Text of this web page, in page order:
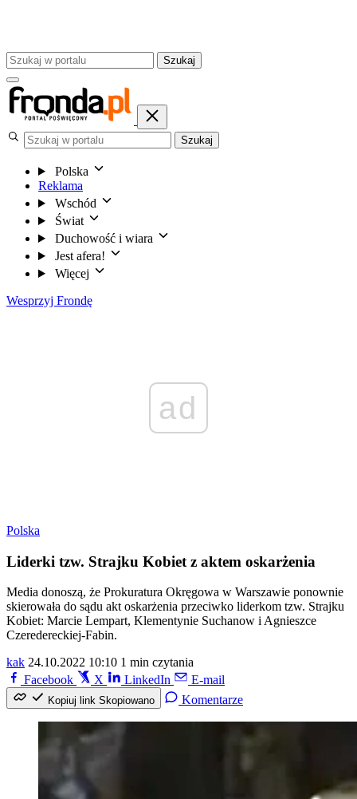
Szukaj
Szukaj
Polska
Reklama
Wschód
Świat
Duchowość i wiara
Jest afera!
Więcej
Wesprzyj Frondę
ad
Polska
Liderki tzw. Strajku Kobiet z aktem oskarżenia
Media donoszą, że Prokuratura Okręgowa w Warszawie ponownie
skierowała do sądu akt oskarżenia przeciwko liderkom tzw. Strajku
Kobiet: Marcie Lempart, Klementynie Suchanow i Agnieszce
Czeredereckiej-Fabin.
kak 24.10.2022 10:10 1 min czytania
Facebook
X LinkedIn E-mail
Kopiuj link Skopiowano Komentarze